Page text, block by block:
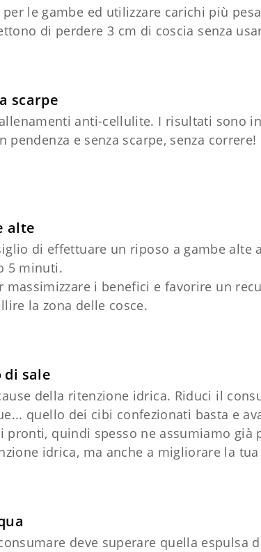
le gambe ed utilizzare carichi più
di perdere 3 cm di coscia senza
scarpe
anti-cellulite. I risultati sono
e senza scarpe, senza correre!
alte
di effettuare un riposo a gambe alte
5 minuti.
i benefici e favorire un
la zona delle cosce.
di sale
della ritenzione idrica. Riduci il
quello dei cibi confezionati basta e
quindi spesso ne assumiamo già
idrica, ma anche a migliorare la
deve superare quella espulsa